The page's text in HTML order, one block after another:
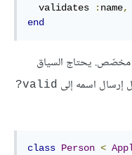
  validates
: name,
end
مخصّص. يحتاج السياق
اسمه إلى valid?
class Person <